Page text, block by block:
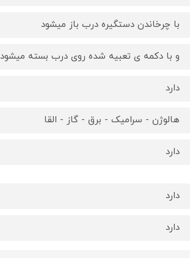
با چرخاندن دستگیره درب باز میشود
و با دکمه ی تعبیه شده روی درب بسته میشود
دارد
هالوژن - سرامیک - برق - گاز - القا
دارد
دارد
دارد